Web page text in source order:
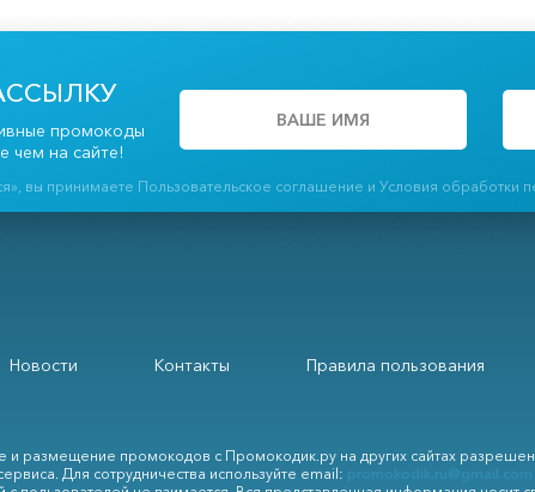
промокоды
чем на сайте!
вы принимаете Пользовательское соглашение и Условия обработки
Новости Контакты Правила пользования
и размещение промокодов с Промокодик.ру на других сайтах
Для сотрудничества используйте email: